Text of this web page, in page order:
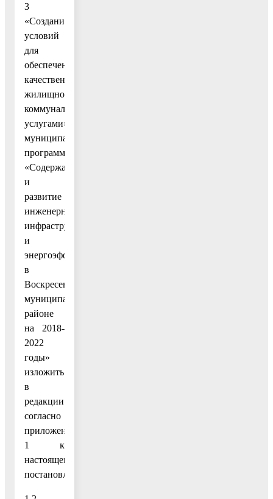
3
«Создание
условий
для
обеспечения
качественными
жилищно-
коммунальными
услугами»
муниципальной
программы
«Содержание
и
развитие
инженерной
инфраструктуры
и
энергоэффективности
в
Воскресенском
муниципальном
районе
на 2018-
2022
годы»
изложить
в
редакции
согласно
приложению
1 к
настоящему
постановлению;